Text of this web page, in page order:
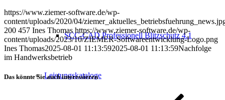
SCC-CAD Professionell Blitzschutz 4.1
Leistungskataloge
https://www.ziemer-software.de/wp-
content/uploads/2020/04/
200 457 Ines Thomas https://www.ziemer-software.de/wp-
content/uploads/2023/10/ZIEMER-Softwareentwicklung-Logo.png
Ines Thomas2025-08-01 11:13:592025-08-01 11:13:59Nachfolge
im Handwerksbetrieb
Das könnte Sie auch interessieren